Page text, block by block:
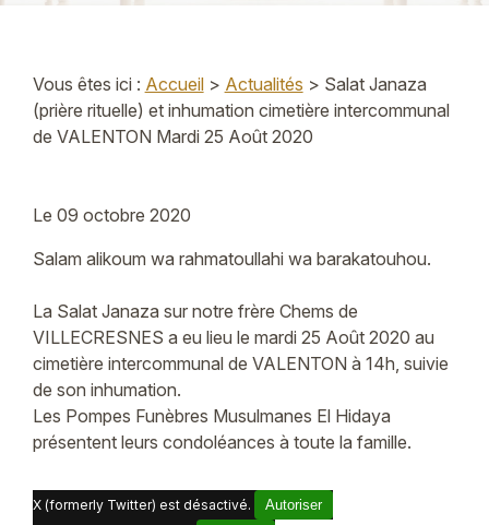
Vous êtes ici : Accueil> Actualités > Salat Janaza
(prière rituelle) et inhumation cimetière intercommunal
de VALENTON Mardi 25 Août 2020
Le 09 octobre 2020
Salam alikoum wa rahmatoullahi wa barakatouhou.
La Salat Janaza sur notre frère Chems de
VILLECRESNES a eu lieu le mardi 25 Août 2020 au
cimetière intercommunal de VALENTON à 14h, suivie
de son inhumation.
Les Pompes Funèbres Musulmanes El Hidaya
présentent leurs condoléances à toute la famille.
X (formerly Twitter) est désactivé.
Autoriser